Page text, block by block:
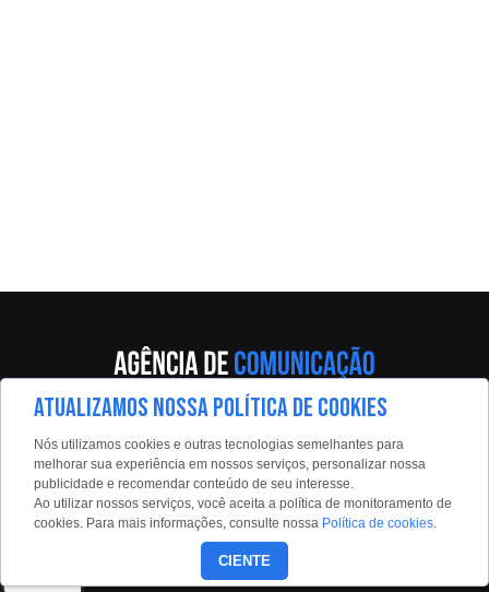
Av. Eng. Caetano Álvares, 55 - 5º andar
Limão, São Paulo, 02598-900
Contato:
estadaoconteudo@estadao.com
(11)99350-0439
ATUALIZAMOS NOSSA POLÍTICA DE COOKIES
Nós utilizamos cookies e outras tecnologias semelhantes para
melhorar sua experiência em nossos serviços, personalizar nossa
publicidade e recomendar conteúdo de seu interesse.
Ao utilizar nossos serviços, você aceita a política de monitoramento de
cookies. Para mais informações, consulte nossa Política de cookies.
CIENTE